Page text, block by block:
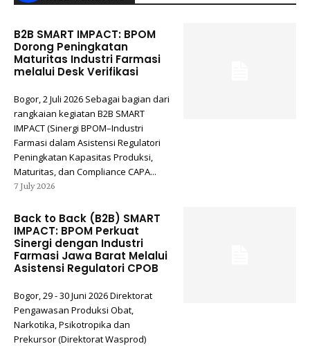
B2B SMART IMPACT: BPOM
Dorong Peningkatan
Maturitas Industri Farmasi
melalui Desk Verifikasi
Bogor, 2 Juli 2026 Sebagai bagian dari
rangkaian kegiatan B2B SMART
IMPACT (Sinergi BPOM–Industri
Farmasi dalam Asistensi Regulatori
Peningkatan Kapasitas Produksi,
Maturitas, dan Compliance CAPA...
7 July 2026
Back to Back (B2B) SMART
IMPACT: BPOM Perkuat
Sinergi dengan Industri
Farmasi Jawa Barat Melalui
Asistensi Regulatori CPOB
Bogor, 29 - 30 Juni 2026 Direktorat
Pengawasan Produksi Obat,
Narkotika, Psikotropika dan
Prekursor (Direktorat Wasprod)